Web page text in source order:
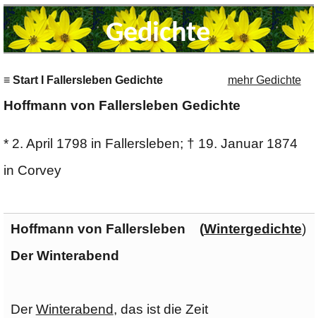
Gedichte
≡ Start I Fallersleben Gedichte mehr Gedichte
Hoffmann von Fallersleben Gedichte
* 2. April 1798 in Fallersleben; † 19. Januar 1874
in Corvey
Hoffmann von Fallersleben (Wintergedichte)
Der Winterabend
Der Winterabend, das ist die Zeit